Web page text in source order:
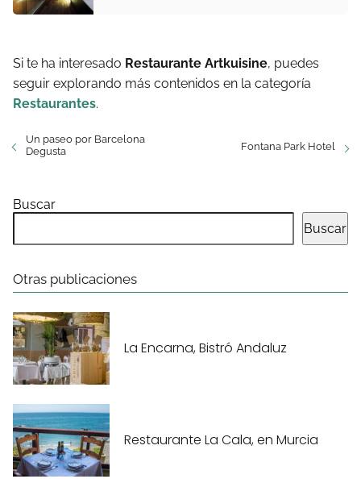
Si te ha interesado Restaurante Artkuisine, puedes
seguir explorando más contenidos en la categoría
Restaurantes.
Un paseo por Barcelona
Degusta
Fontana Park Hotel
Buscar
Buscar
Otras publicaciones
La Encarna, Bistró Andaluz
Restaurante La Cala, en Murcia